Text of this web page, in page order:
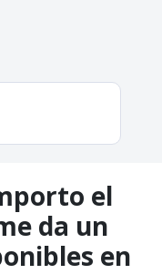
el
da un
en